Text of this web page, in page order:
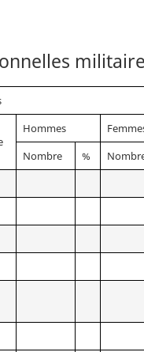
Hommes
Nombre
%